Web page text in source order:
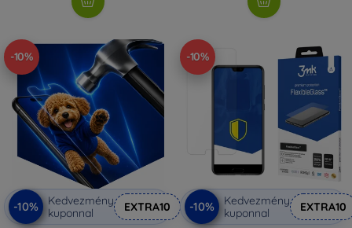
-10%
-10%
Kedvezmény
kuponnal
EXTRA10
-10%
-10%
Kedvezmény
kuponnal
EXTRA10